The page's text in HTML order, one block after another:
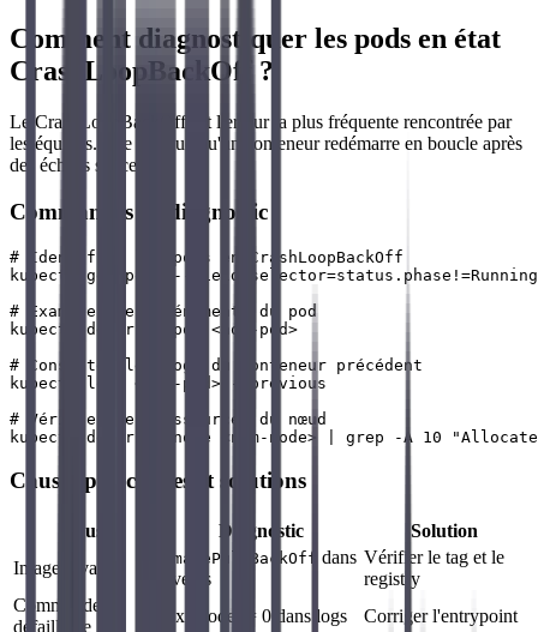
Comment diagnostiquer les pods en état
CrashLoopBackOff ?
Le CrashLoopBackOff est l'erreur la plus fréquente rencontrée par
les équipes. Elle indique qu'un conteneur redémarre en boucle après
des échecs successifs.
Commandes de diagnostic
# Identifier les pods en CrashLoopBackOff
kubectl get pods --field-selector=status.phase!=Running
# Examiner les événements du pod
kubectl describe pod <nom-pod>
# Consulter les logs du conteneur précédent
kubectl logs <nom-pod> --previous
# Vérifier les ressources du nœud
Causes principales et solutions
Cause Diagnostic
Solution
Image invalide
ImagePullBackOff dans
events
Vérifier le tag et le
registry
Commande
défaillante
Exit code != 0 dans logs
Corriger l'entrypoint